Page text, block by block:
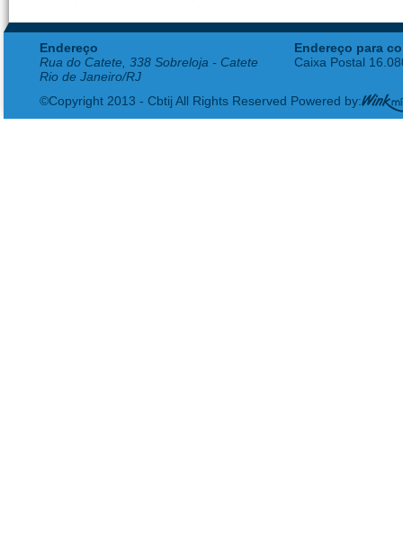
Endereço
Rua do Catete, 338 Sobreloja - Catete
Rio de Janeiro/RJ
Endereço para
Caixa Postal
©Copyright 2013 - Cbtij All Rights Reserved Powered by: